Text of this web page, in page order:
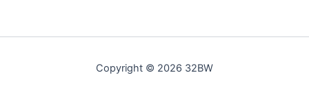
Copyright © 2026 32BW